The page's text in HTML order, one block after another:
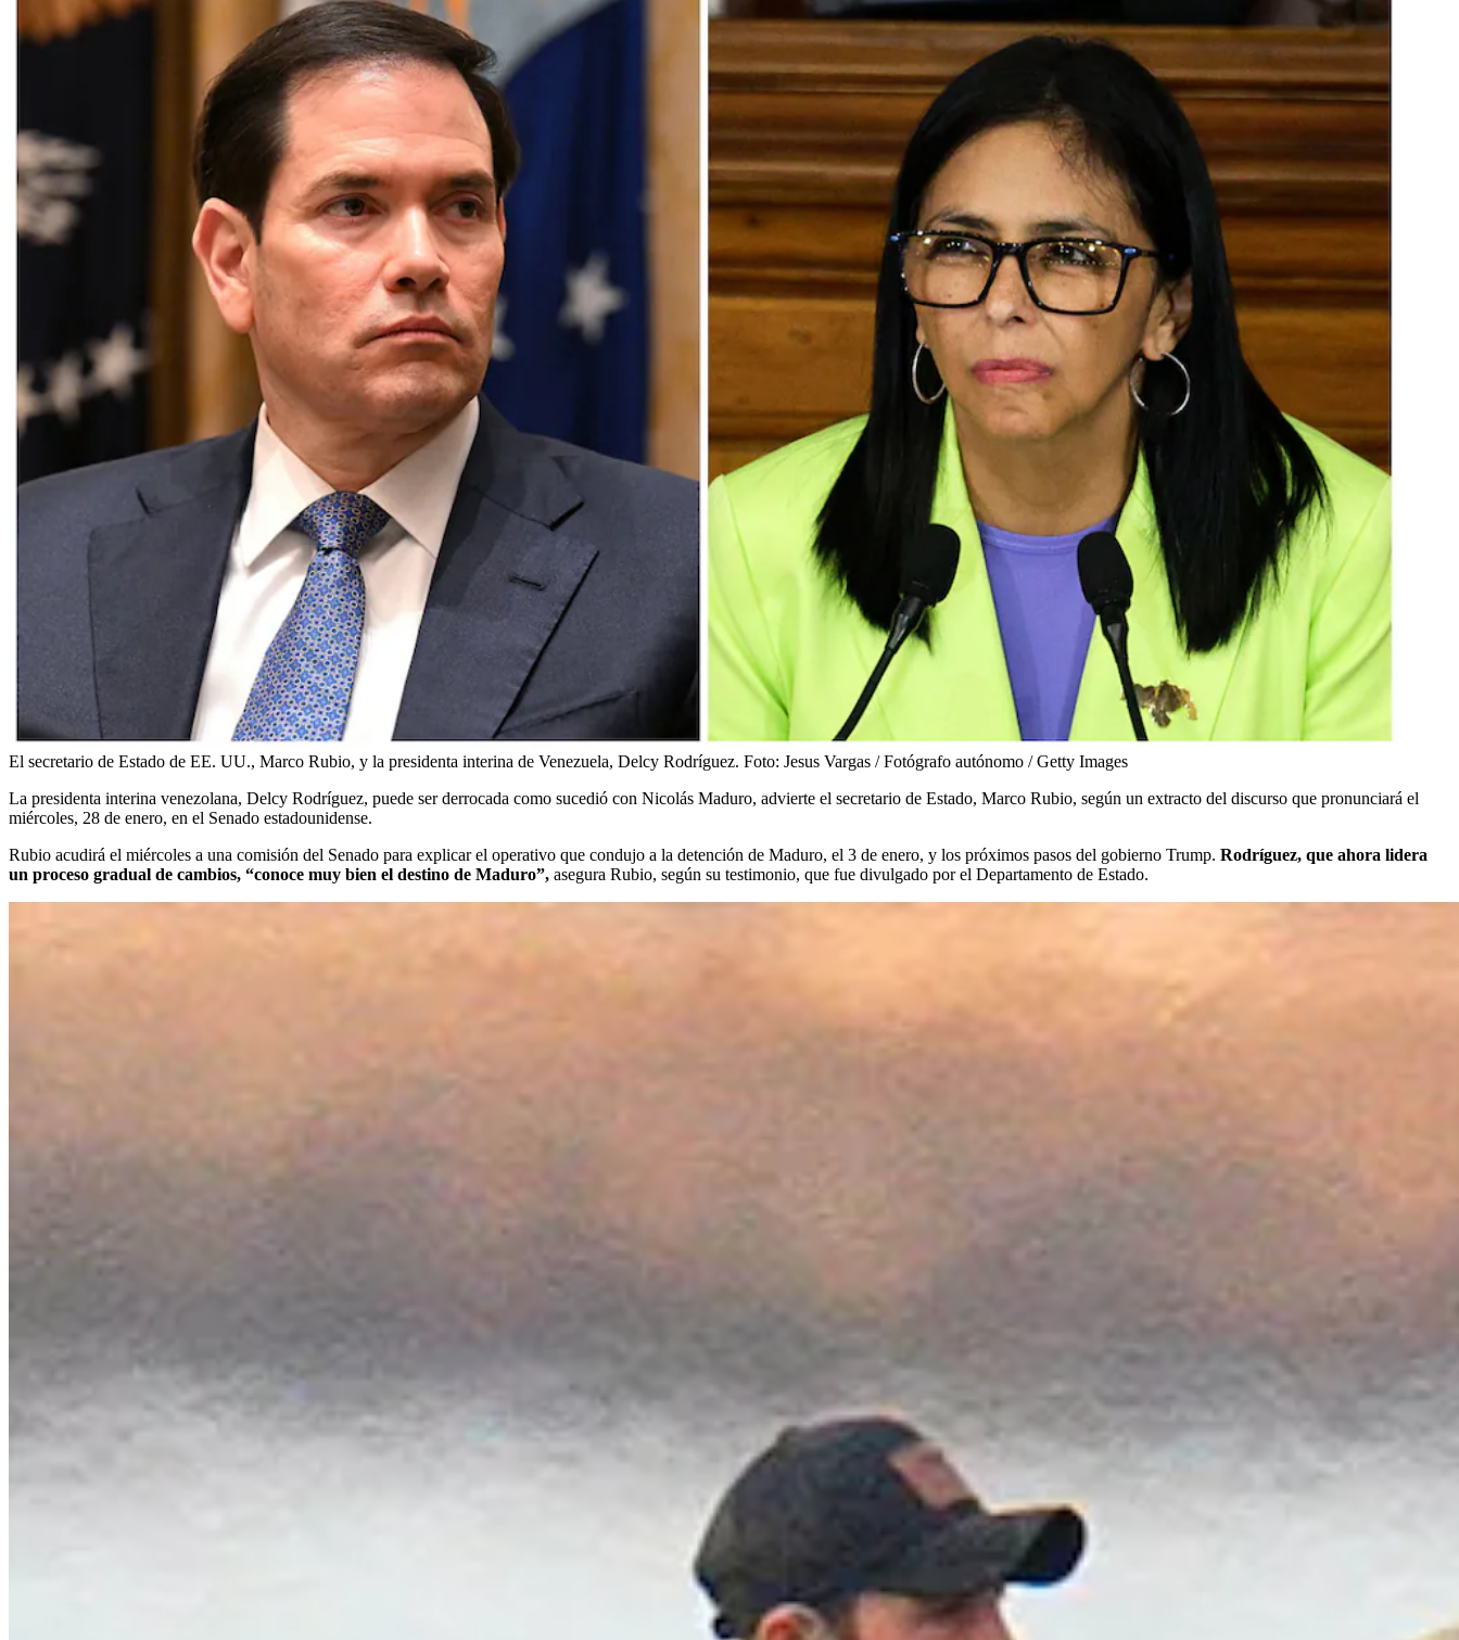
El secretario de Estado de EE. UU., Marco Rubio, y la presidenta interina de Venezuela, Delcy Rodríguez. Foto: Jesus Vargas / Fotógrafo autónomo / Getty Images
La presidenta interina venezolana, Delcy Rodríguez, puede ser derrocada como sucedió con Nicolás Maduro, advierte el secretario de Estado, Marco Rubio, según un extracto del discurso que pronunciará el
miércoles, 28 de enero, en el Senado estadounidense.
Rubio acudirá el miércoles a una comisión del Senado para explicar el operativo que condujo a la detención de Maduro, el 3 de enero, y los próximos pasos del gobierno Trump. Rodríguez, que ahora lidera
un proceso gradual de cambios, “conoce muy bien el destino de Maduro”, asegura Rubio, según su testimonio, que fue divulgado por el Departamento de Estado.